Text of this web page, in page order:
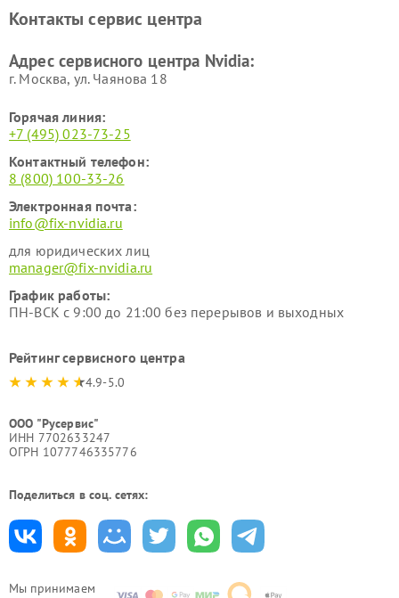
Мы принимаем
Контакты сервис центра
Адрес сервисного центра Nvidia:
г. Москва, ул. Чаянова 18
Горячая линия:
+7 (495) 023-73-25
Контактный телефон:
8 (800) 100-33-26
Электронная почта:
info@fix-nvidia.ru
для юридических лиц
manager@fix-nvidia.ru
График работы:
ПН-ВСК с 9:00 до 21:00 без перерывов и выходных
Рейтинг сервисного центра
4.9-5.0
ООО "Русервис"
ИНН 7702633247
ОГРН 1077746335776
Поделиться в соц. сетях: